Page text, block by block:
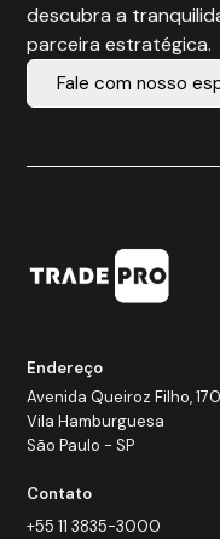
descubra a
parceira estratégica.
Fale com nosso
Endereço
Avenida Queiroz Filho,
Vila Hamburguesa
São Paulo - SP
Contato
+55 11 3835-3000